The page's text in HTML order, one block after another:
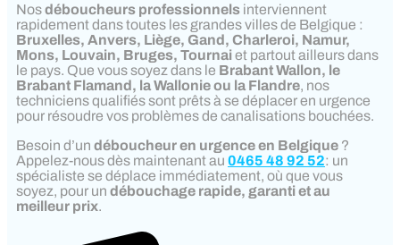
Nosdéboucheurs professionnels interviennent
rapidement dans toutes les grandes villes de Belgique :
Bruxelles, Anvers, Liège, Gand, Charleroi, Namur,
Mons, Louvain, Bruges, Tournai et partout ailleurs dans
le pays. Que vous soyez dans le Brabant Wallon, le
Brabant Flamand, la Wallonie ou la Flandre, nos
techniciens qualifiés sont prêts à se déplacer en urgence
pour résoudre vos problèmes de canalisations bouchées.
Besoin d’un déboucheur en urgence en Belgique ?
Appelez-nous dès maintenant au 0465 48 92 52: un
spécialiste se déplace immédiatement, où que vous
soyez, pour un débouchage rapide, garanti et au
meilleur prix.